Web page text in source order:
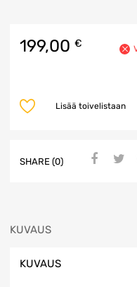
199,00 €
Lisää toivelistaan
SHARE (0)
KUVAUS
KUVAUS